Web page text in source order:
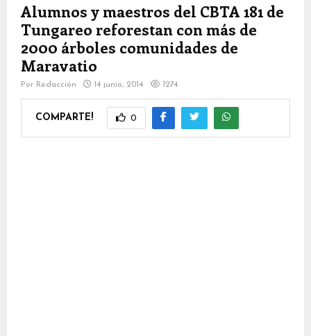
Alumnos y maestros del CBTA 181 de
Tungareo reforestan con más de
2000 árboles comunidades de
Maravatio
Por Redacción 14 junio, 2014 1274
COMPARTE! 0